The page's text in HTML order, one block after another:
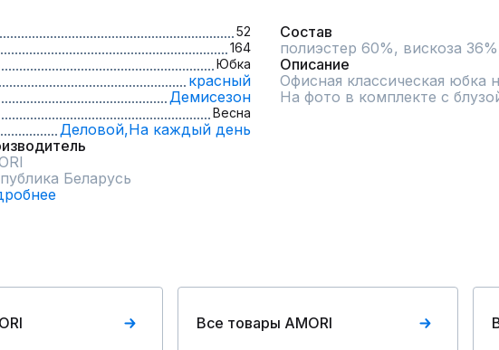
52
164
Юбка
красный
Демисезон
Весна
Деловой,На каждый день
Беларусь
Состав
полиэстер 60%, вискоза
Описание
Офисная классическая юбка
На фото в комплекте с
Все товары AMORI